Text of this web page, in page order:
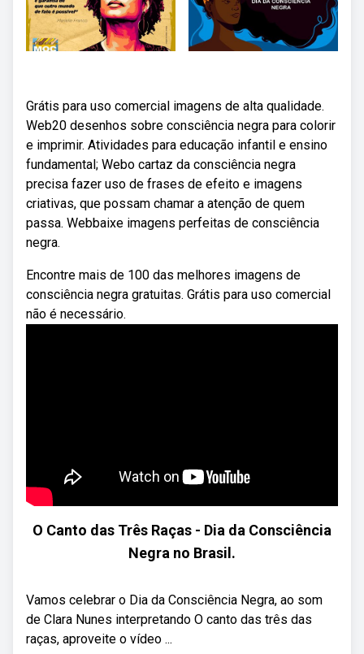
Grátis para uso comercial imagens de alta qualidade.
Web20 desenhos sobre consciência negra para colorir
e imprimir. Atividades para educação infantil e ensino
fundamental; Webo cartaz da consciência negra
precisa fazer uso de frases de efeito e imagens
criativas, que possam chamar a atenção de quem
passa. Webbaixe imagens perfeitas de consciência
negra.
Encontre mais de 100 das melhores imagens de
consciência negra gratuitas. Grátis para uso comercial
não é necessário.
O Canto das Três Raças - Dia da Consciência
Negra no Brasil.
Vamos celebrar o Dia da Consciência Negra, ao som
de Clara Nunes interpretando O canto das três das
raças, aproveite o vídeo ...